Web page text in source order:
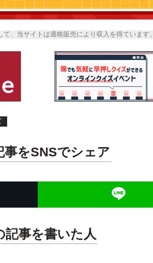
、当サイトは適格販売により収入を得ています。
事をSNSでシェア
記事を書いた人